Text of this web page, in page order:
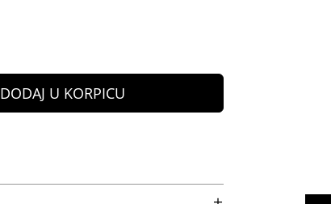
DODAJ U KORPICU